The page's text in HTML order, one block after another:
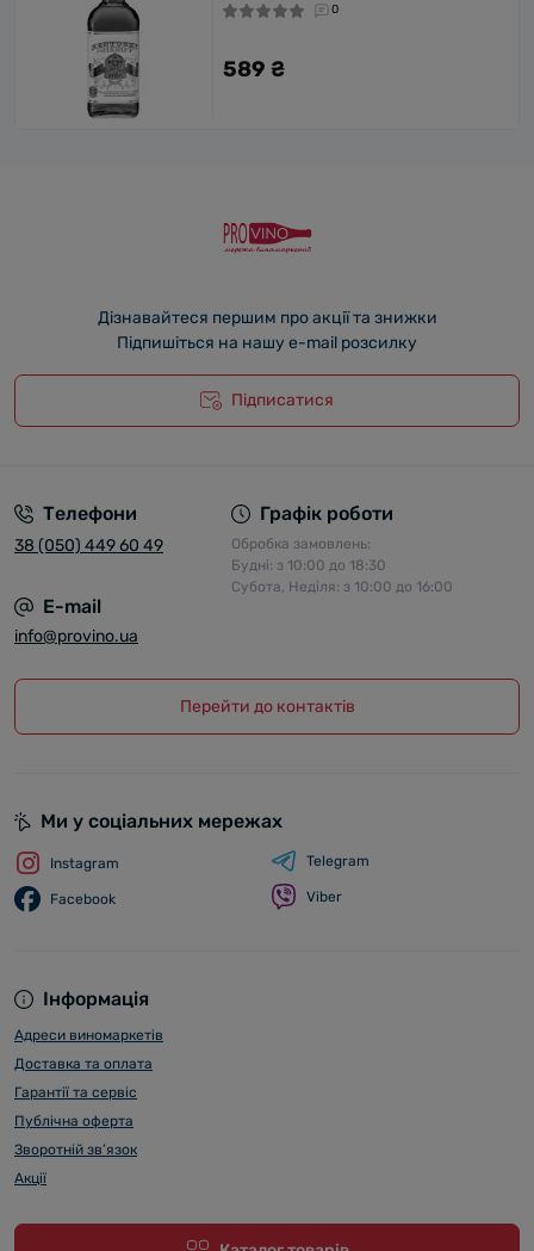
0
589 ₴
Дізнавайтеся першим про акції та знижки
Підпишіться на нашу e-mail розсилку
Підписатися
Телефони
38 (050) 449 60 49
Графік роботи
Обробка замовлень:
Будні: з 10:00 до 18:30
Субота, Неділя: з 10:00 до 16:00
E-mail
info@provino.ua
Перейти до контактів
Інформація
Адреси виномаркетів
Доставка та оплата
Гарантії та сервіс
Публічна оферта
Зворотній зв’язок
Акції
Ми у соціальних мережах
Instagram
Facebook
Telegram
Viber